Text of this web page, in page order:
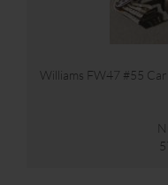
Williams FW47 #55